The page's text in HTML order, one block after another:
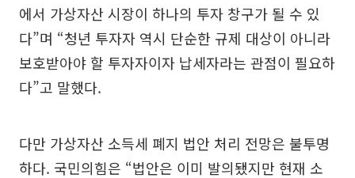
에서 가상자산 시장이 하나의 투자 창구가 될 수 있
다”며 “청년 투자자 역시 단순한 규제 대상이 아니라
보호받아야 할 투자자이자 납세자라는 관점이 필요하
다”고 말했다.
다만 가상자산 소득세 폐지 법안 처리 전망은 불투명
하다. 국민의힘은 “법안은 이미 발의됐지만 현재 소